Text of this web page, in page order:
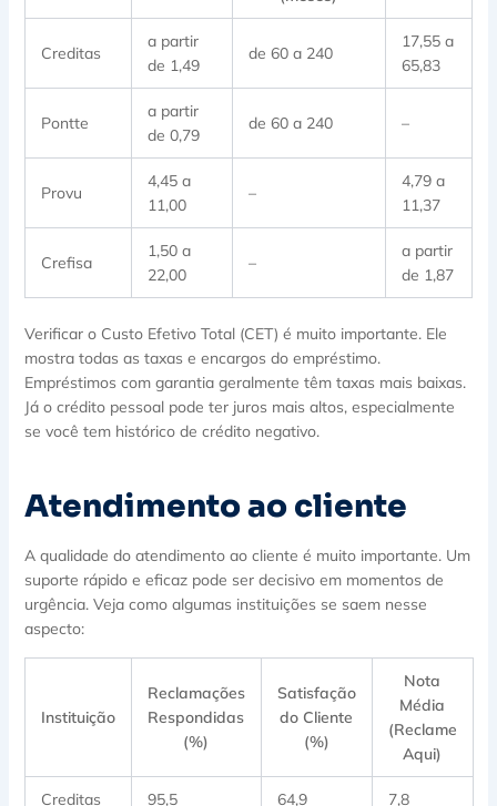
Creditas
a partir
de 1,49
de 60 a 240
17,55 a
65,83
Pontte
a partir
de 0,79
de 60 a 240 –
Provu
4,45 a
11,00
–
4,79 a
11,37
Crefisa
1,50 a
22,00
–
a partir
de 1,87
Verificar o Custo Efetivo Total (CET) é muito importante. Ele
mostra todas as taxas e encargos do empréstimo.
Empréstimos com garantia geralmente têm taxas mais baixas.
Já o crédito pessoal pode ter juros mais altos, especialmente
se você tem histórico de crédito negativo.
Atendimento ao cliente
A qualidade do atendimento ao cliente é muito importante. Um
suporte rápido e eficaz pode ser decisivo em momentos de
urgência. Veja como algumas instituições se saem nesse
aspecto:
Instituição
Reclamações
Respondidas
(%)
Satisfação
do Cliente
(%)
Nota
Média
(Reclame
Aqui)
Creditas 95,5 64,9 7,8